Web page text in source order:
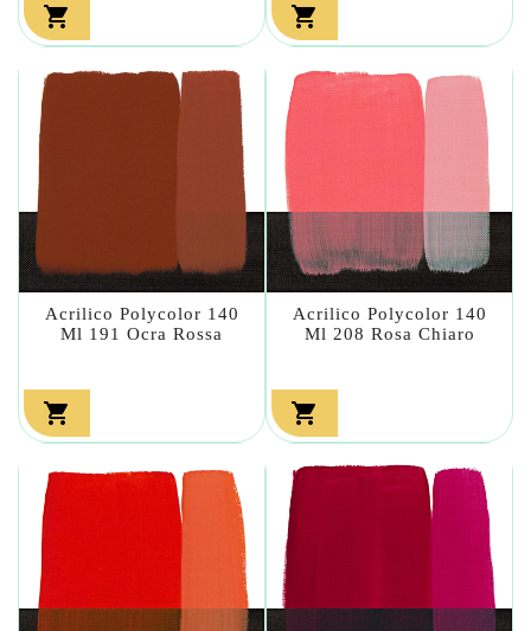
 
Acrilico Polycolor 140
Ml 191 Ocra Rossa

Acrilico Polycolor 140
Ml 208 Rosa Chiaro
